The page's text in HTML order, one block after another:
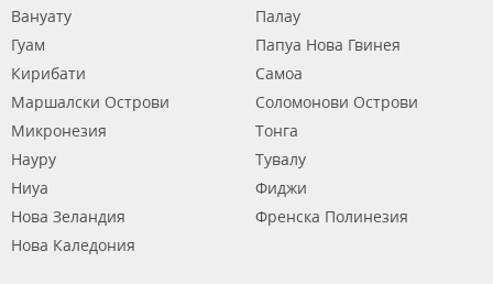
Вануату
Гуам
Кирибати
Маршалски Острови
Микронезия
Науру
Ниуа
Нова Зеландия
Нова Каледония
Палау
Папуа Нова Гвинея
Самоа
Соломонови Острови
Тонга
Тувалу
Фиджи
Френска Полинезия